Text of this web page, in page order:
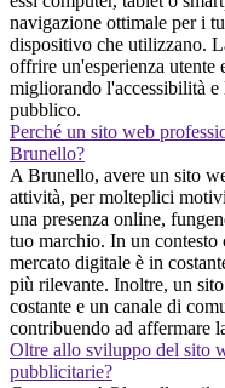
navigazione ottimale per i
dispositivo che utilizzano.
offrire un'esperienza utente
migliorando l'accessibilità
pubblico.
Perché un sito web
Brunello?
A Brunello, avere un sito
attività, per molteplici
una presenza online,
tuo marchio. In un
mercato digitale è in
più rilevante. Inoltre, un
costante e un canale di
contribuendo ad affermare
Oltre allo sviluppo del sito
pubblicitarie?